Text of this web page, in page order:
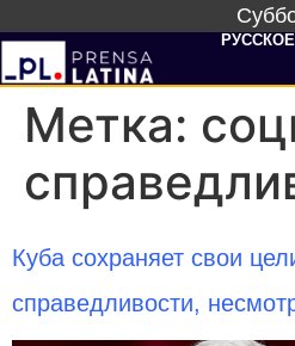
Метка:
Куба сохраняет свои
справедливости,